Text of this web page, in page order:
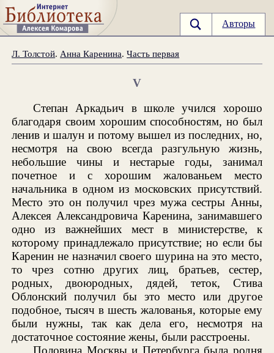
Авторы
Л. Толстой. Анна Каренина.Часть первая
V
Степан Аркадьич в школе учился хорошо
благодаря своим хорошим способностям, но был
ленив и шалун и потому вышел из последних, но,
несмотря на свою всегда разгульную жизнь,
небольшие чины и нестарые годы, занимал
почетное и с хорошим жалованьем место
начальника в одном из московских присутствий.
Место это он получил чрез мужа сестры Анны,
Алексея Александровича Каренина, занимавшего
одно из важнейших мест в министерстве, к
которому принадлежало присутствие; но если бы
Каренин не назначил своего шурина на это место,
то чрез сотню других лиц, братьев, сестер,
родных, двоюродных, дядей, теток, Стива
Облонский получил бы это место или другое
подобное, тысяч в шесть жалованья, которые ему
были нужны, так как дела его, несмотря на
достаточное состояние жены, были расстроены.
Половина Москвы и Петербурга была родня